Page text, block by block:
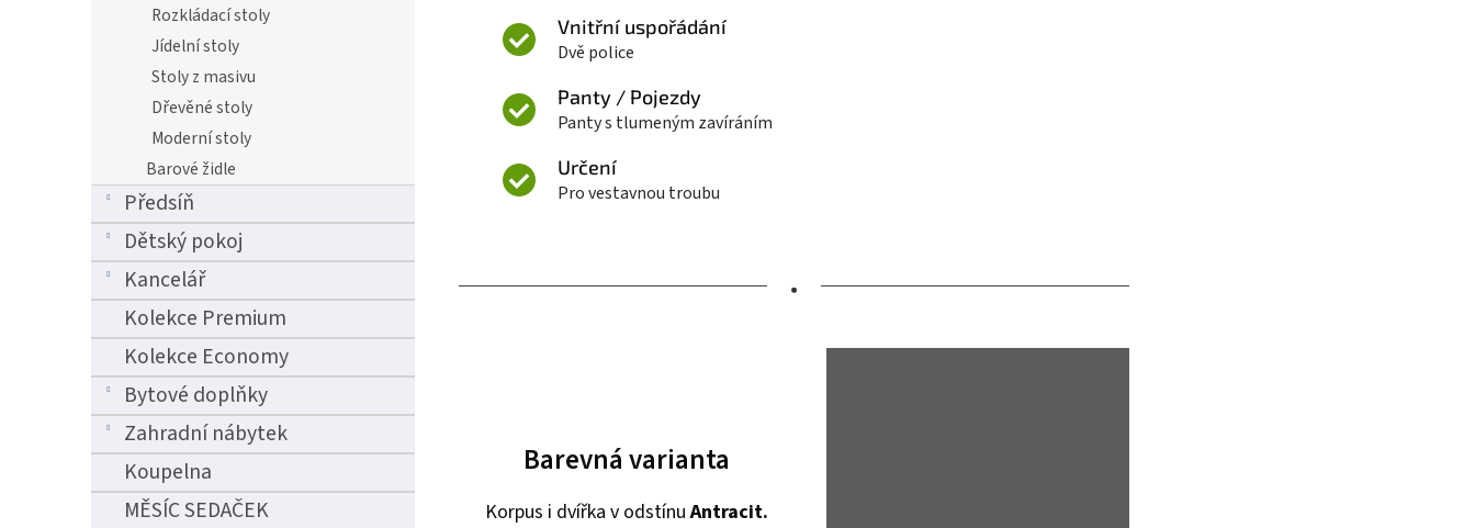
Rozkládací stoly
Jídelní stoly
Stoly z masivu
Dřevěné stoly
Moderní stoly
Barové židle
Předsíň
Dětský pokoj
Kancelář
Kolekce Premium
Kolekce Economy
Bytové doplňky
Zahradní nábytek
Koupelna
MĚSÍC SEDAČEK
Vnitřní uspořádání
Dvě police
Panty / Pojezdy
Panty s tlumeným zavíráním
Určení
Pro vestavnou troubu
•
Barevná varianta
Korpus i dvířka v odstínuAntracit.